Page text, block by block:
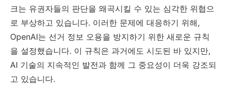
크는 유권자들의 판단을 왜곡시킬 수 있는 심각한 위협으
로 부상하고 있습니다. 이러한 문제에 대응하기 위해,
OpenAI는 선거 정보 오용을 방지하기 위한 새로운 규칙
을 설정했습니다. 이 규칙은 과거에도 시도된 바 있지만,
AI 기술의 지속적인 발전과 함께 그 중요성이 더욱 강조되
고 있습니다.